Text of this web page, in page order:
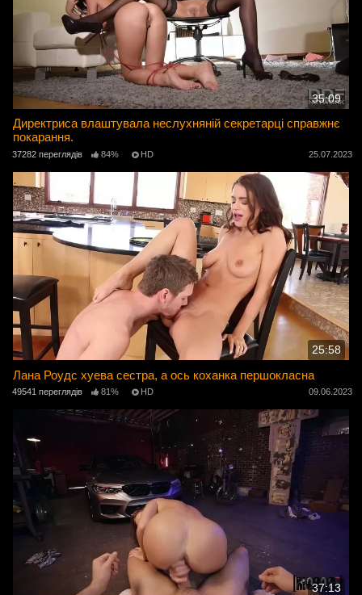
35:09
Директриса влаштувала неслухняній секретарці справжнє
покарання.
37282 переглядів 84% HD 25.07.2023
25:58
Лана Роудс хуева сестра, а ось коханка першокласна
49541 переглядів 81% HD 09.06.2023
37:13